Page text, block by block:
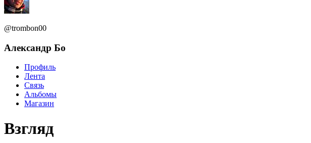
@trombon00
Александр Бо
Профиль
Лента
Связь
Альбомы
Магазин
Взгляд